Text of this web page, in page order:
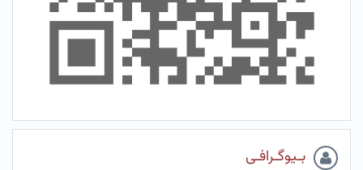
بـیوگـرافـی